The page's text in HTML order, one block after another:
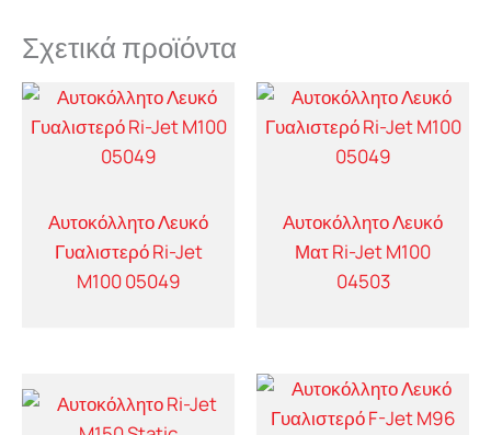
Σχετικά προϊόντα
Αυτοκόλλητο Λευκό
Γυαλιστερό Ri-Jet
M100 05049
Αυτοκόλλητο Λευκό
Ματ Ri-Jet M100
04503